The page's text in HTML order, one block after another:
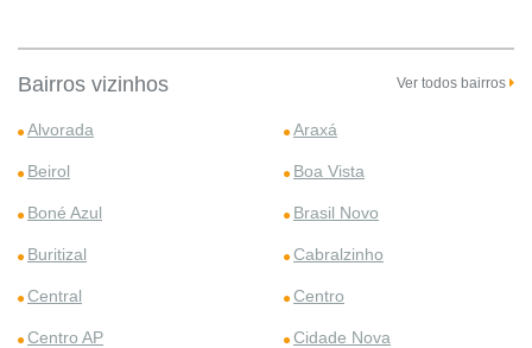
Bairros vizinhos Ver todos bairros
Alvorada Araxá
Beirol Boa Vista
Boné Azul Brasil Novo
Buritizal Cabralzinho
Central Centro
Centro AP Cidade Nova